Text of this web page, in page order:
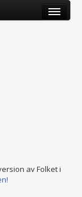
av Folket i